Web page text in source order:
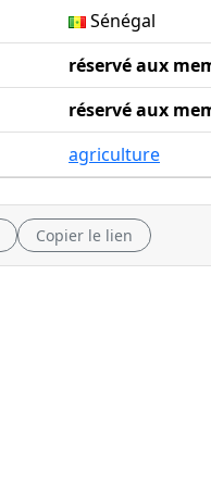
Sénégal
réservé aux
réservé aux
agriculture
Copier le lien